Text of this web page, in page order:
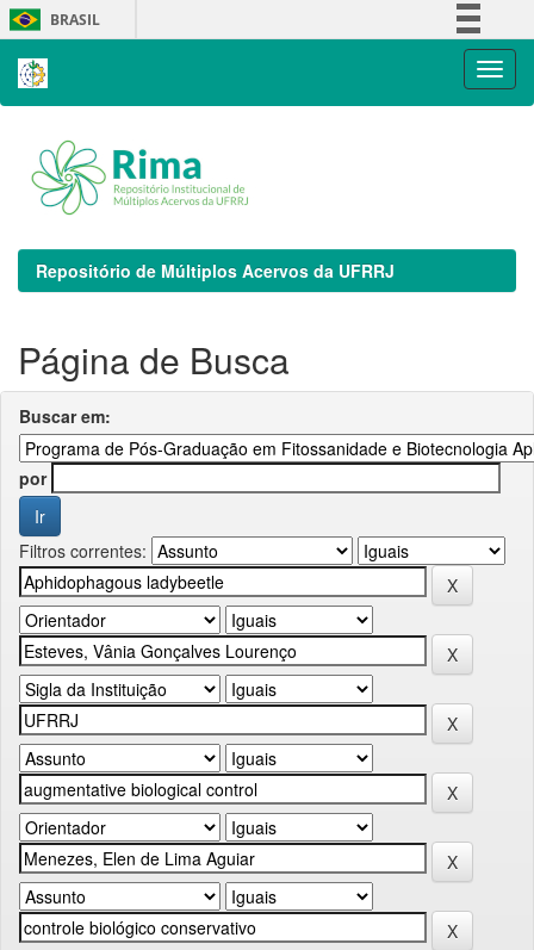
Skip
navigation
BRASIL
Repositório de Múltiplos Acervos da UFRRJ
Página de Busca
Buscar em:
por
Filtros correntes: